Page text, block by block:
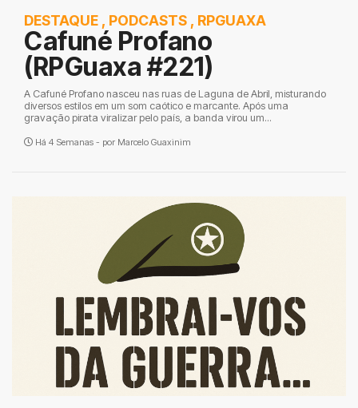
DESTAQUE , PODCASTS , RPGUAXA
Cafuné Profano
(RPGuaxa #221)
A Cafuné Profano nasceu nas ruas de Laguna de Abril, misturando
diversos estilos em um som caótico e marcante. Após uma
gravação pirata viralizar pelo país, a banda virou um...
Há 4 Semanas - por Marcelo Guaxinim